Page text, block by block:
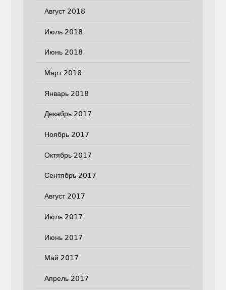
Август 2018
Июль 2018
Июнь 2018
Март 2018
Январь 2018
Декабрь 2017
Ноябрь 2017
Октябрь 2017
Сентябрь 2017
Август 2017
Июль 2017
Июнь 2017
Май 2017
Апрель 2017